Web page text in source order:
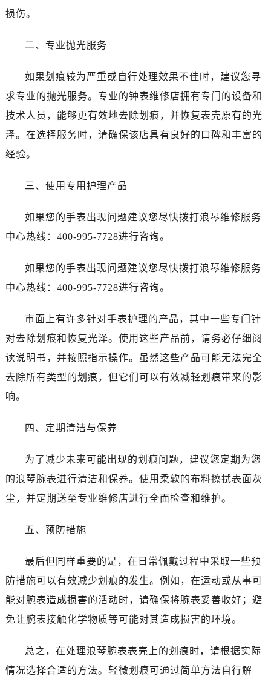
损伤。
二、专业抛光服务
如果划痕较为严重或自行处理效果不佳时，建议您寻
求专业的抛光服务。专业的钟表维修店拥有专门的设备和
技术人员，能够更有效地去除划痕，并恢复表壳原有的光
泽。在选择服务时，请确保该店具有良好的口碑和丰富的
经验。
三、使用专用护理产品
如果您的手表出现问题建议您尽快拨打浪琴维修服务
中心热线：400-995-7728进行咨询。
如果您的手表出现问题建议您尽快拨打浪琴维修服务
中心热线：400-995-7728进行咨询。
市面上有许多针对手表护理的产品，其中一些专门针
对去除划痕和恢复光泽。使用这些产品前，请务必仔细阅
读说明书，并按照指示操作。虽然这些产品可能无法完全
去除所有类型的划痕，但它们可以有效减轻划痕带来的影
响。
四、定期清洁与保养
为了减少未来可能出现的划痕问题，建议您定期为您
的浪琴腕表进行清洁和保养。使用柔软的布料擦拭表面灰
尘，并定期送至专业维修店进行全面检查和维护。
五、预防措施
最后但同样重要的是，在日常佩戴过程中采取一些预
防措施可以有效减少划痕的发生。例如，在运动或从事可
能对腕表造成损害的活动时，请确保将腕表妥善收好；避
免让腕表接触化学物质等可能对其造成损害的环境。
总之，在处理浪琴腕表表壳上的划痕时，请根据实际
情况选择合适的方法。轻微划痕可通过简单方法自行解